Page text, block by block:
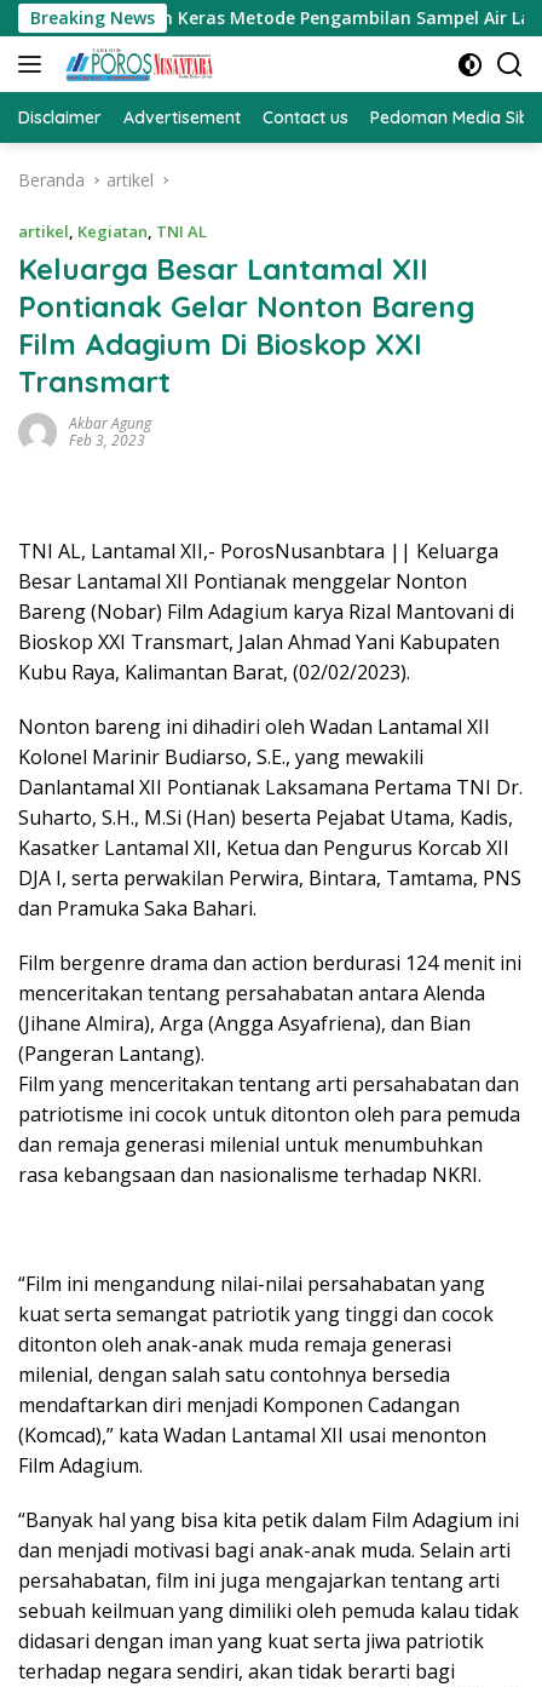
Langsung
ke
konten
Breaking News
Mengecam Keras Metode Pengambilan Sampel Air Laut di
Disclaimer Advertisement Contact us Pedoman Media
Beranda artikel
artikel, Kegiatan, TNI AL
Keluarga Besar Lantamal XII
Pontianak Gelar Nonton Bareng
Film Adagium Di Bioskop XXI
Transmart
Akbar Agung
Feb 3, 2023
TNI AL, Lantamal XII,- PorosNusanbtara || Keluarga
Besar Lantamal XII Pontianak menggelar Nonton
Bareng (Nobar) Film Adagium karya Rizal Mantovani di
Bioskop XXI Transmart, Jalan Ahmad Yani Kabupaten
Kubu Raya, Kalimantan Barat, (02/02/2023).
Nonton bareng ini dihadiri oleh Wadan Lantamal XII
Kolonel Marinir Budiarso, S.E., yang mewakili
Danlantamal XII Pontianak Laksamana Pertama TNI Dr.
Suharto, S.H., M.Si (Han) beserta Pejabat Utama, Kadis,
Kasatker Lantamal XII, Ketua dan Pengurus Korcab XII
DJA I, serta perwakilan Perwira, Bintara, Tamtama, PNS
dan Pramuka Saka Bahari.
Film bergenre drama dan action berdurasi 124 menit ini
menceritakan tentang persahabatan antara Alenda
(Jihane Almira), Arga (Angga Asyafriena), dan Bian
(Pangeran Lantang).
Film yang menceritakan tentang arti persahabatan dan
patriotisme ini cocok untuk ditonton oleh para pemuda
dan remaja generasi milenial untuk menumbuhkan
rasa kebangsaan dan nasionalisme terhadap NKRI.
“Film ini mengandung nilai-nilai persahabatan yang
kuat serta semangat patriotik yang tinggi dan cocok
ditonton oleh anak-anak muda remaja generasi
milenial, dengan salah satu contohnya bersedia
mendaftarkan diri menjadi Komponen Cadangan
(Komcad),” kata Wadan Lantamal XII usai menonton
Film Adagium.
“Banyak hal yang bisa kita petik dalam Film Adagium ini
dan menjadi motivasi bagi anak-anak muda. Selain arti
persahabatan, film ini juga mengajarkan tentang arti
sebuah keilmuan yang dimiliki oleh pemuda kalau tidak
didasari dengan iman yang kuat serta jiwa patriotik
terhadap negara sendiri, akan tidak berarti bagi